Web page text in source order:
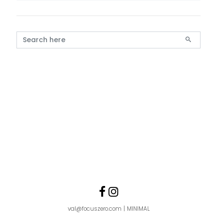
Search for:
val@focuszero.com MINIMAL
Like us on
Follow us on